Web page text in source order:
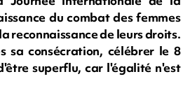
du combat des femmes
reconnaissance de leurs droits.
sa consécration, célébrer le 8
superflu, car l'égalité n'est